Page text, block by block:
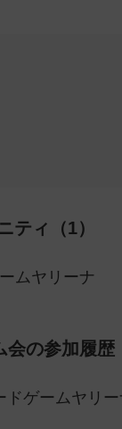
ティ（1）
ムヤリーナ
会の参加履歴
ドゲームヤリ